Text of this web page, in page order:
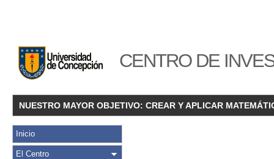
CENTRO DE
NUESTRO MAYOR OBJETIVO: CREAR Y APLICAR
Inicio
El Centro